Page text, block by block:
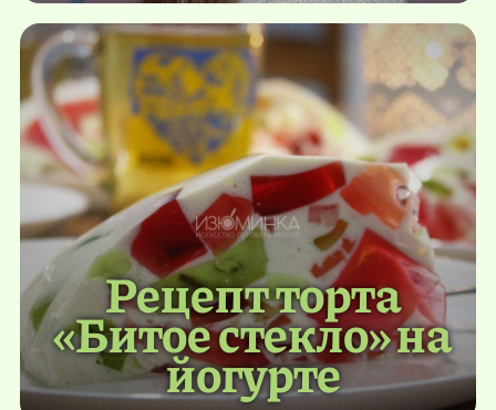
Рецепт торта
«Битое стекло» на
йогурте